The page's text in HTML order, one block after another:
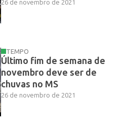
26 de novembro de 2021
TEMPO
Último fim de semana de
novembro deve ser de
chuvas no MS
26 de novembro de 2021